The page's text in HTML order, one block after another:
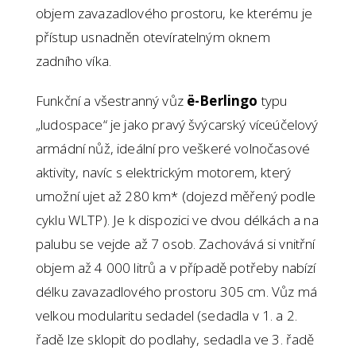
objem zavazadlového prostoru, ke kterému je
přístup usnadněn otevíratelným oknem
zadního víka.
Funkční a všestranný vůz ë-Berlingo typu
„ludospace“ je jako pravý švýcarský víceúčelový
armádní nůž, ideální pro veškeré volnočasové
aktivity, navíc s elektrickým motorem, který
umožní ujet až 280 km* (dojezd měřený podle
cyklu WLTP). Je k dispozici ve dvou délkách a na
palubu se vejde až 7 osob. Zachovává si vnitřní
objem až 4 000 litrů a v případě potřeby nabízí
délku zavazadlového prostoru 305 cm. Vůz má
velkou modularitu sedadel (sedadla v 1. a 2.
řadě lze sklopit do podlahy, sedadla ve 3. řadě